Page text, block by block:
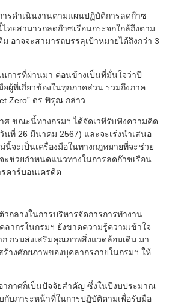
รดำเนินงานตามแผนปฏิบัติการลดก๊าซ
ยสามารถลดก๊าซเรือนกระจกใกล้ถึงตาม
อาจจะสามารถบรรลุเป้าหมายได้ถึงกว่า 3
การที่ผ่านมา ค่อนข้างเป็นที่มั่นใจว่าปี
อผู้ที่เกี่ยวข้องในทุกภาคส่วน รวมถึงภาค
Zero” ดร.พิรุณ กล่าว
ขณะนี้ทางกรมฯ ได้จัดเวทีรับฟังความคิด
ที่ 26 มีนาคม 2567) และจะเร่งนำเสนอ
จะเป็นเครื่องมือในทางกฎหมายที่จะช่วย
ช่วยกำหนดแนวทางในการลดก๊าซเรือน
คาร์บอนเครดิต
กลางในการบริหารจัดการการทำงาน
ากรในกรมฯ ยังขาดความรู้ความเข้าใจ
กรมส่งเสริมคุณภาพสิ่งแวดล้อมเดิม มา
างศักยภาพของบุคลากรภายในกรมฯ ให้
กาศก็เป็นปัจจัยสำคัญ ซึ่งในปีงบประมาณ
กับภาระหน้าที่ในการปฏิบัติตามเพื่อรับมือ